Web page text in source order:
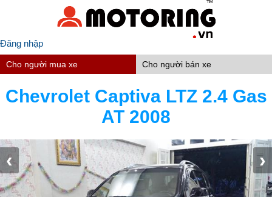
Đăng nhập
Cho người mua xe Cho người bán xe
Chevrolet Captiva LTZ 2.4 Gas
AT 2008
‹ ›